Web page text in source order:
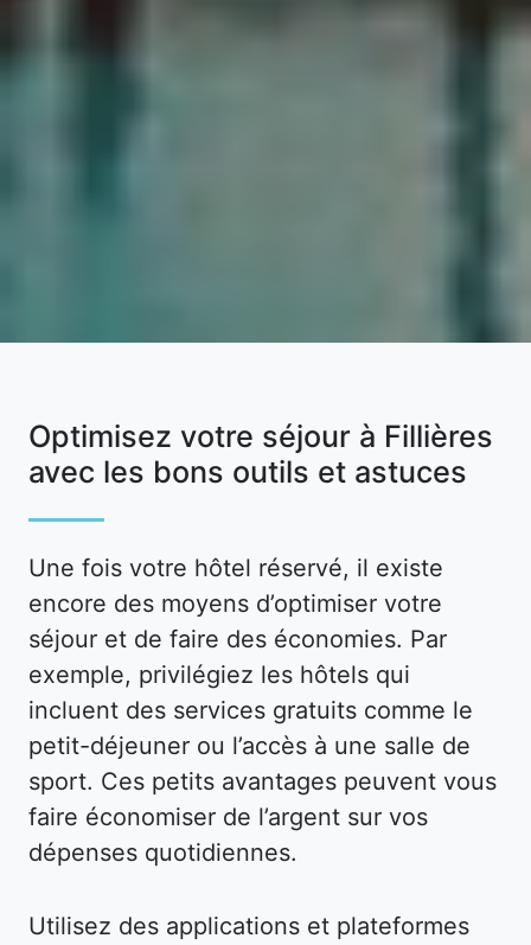
Optimisez votre séjour à Fillières
avec les bons outils et astuces
Une fois votre hôtel réservé, il existe
encore des moyens d’optimiser votre
séjour et de faire des économies. Par
exemple, privilégiez les hôtels qui
incluent des services gratuits comme le
petit-déjeuner ou l’accès à une salle de
sport. Ces petits avantages peuvent vous
faire économiser de l’argent sur vos
dépenses quotidiennes.
Utilisez des applications et plateformes